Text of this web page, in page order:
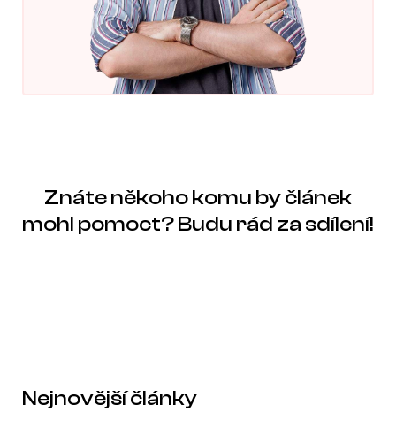
Znáte někoho komu by článek
mohl pomoct? Budu rád za sdílení!
Nejnovější články